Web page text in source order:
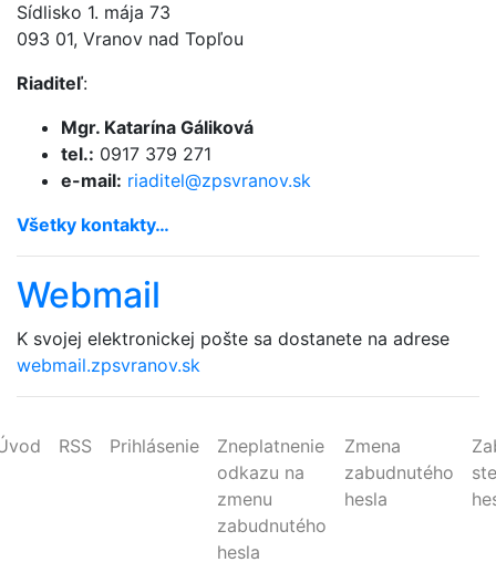
Sídlisko 1. mája 73
093 01, Vranov nad Topľou
Riaditeľ:
Mgr. Katarína Gáliková
tel.: 0917 379 271
e-mail: riaditel@zpsvranov.sk
Všetky kontakty…
Webmail
K svojej elektronickej pošte sa dostanete na adrese
webmail.zpsvranov.sk
RSS Prihlásenie
Zneplatnenie
odkazu na
zmenu
zabudnutého
hesla
Zmena
zabudnutého
hesla
ste